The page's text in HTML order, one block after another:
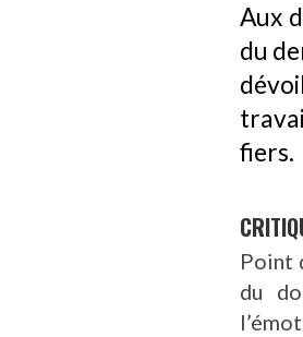
Aux
du
fiers.
Point
du